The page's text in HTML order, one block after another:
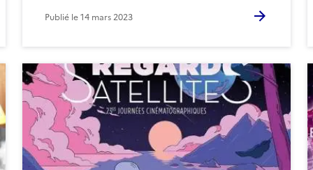
Publié le14 mars 2023